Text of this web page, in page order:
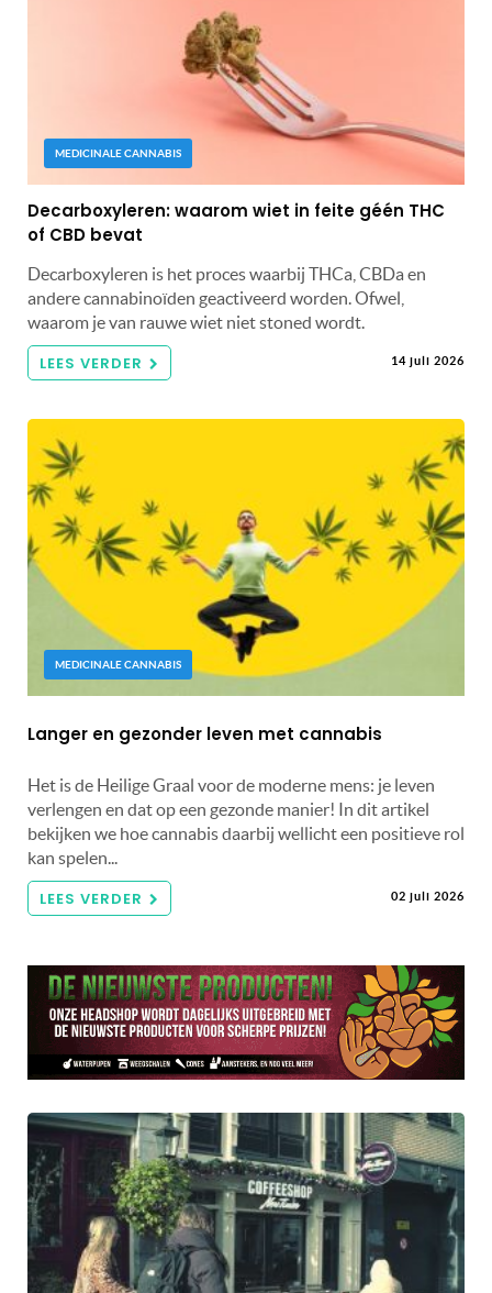
MEDICINALE CANNABIS
Decarboxyleren: waarom wiet in feite géén THC
of CBD bevat
Decarboxyleren is het proces waarbij THCa, CBDa en
andere cannabinoïden geactiveerd worden. Ofwel,
waarom je van rauwe wiet niet stoned wordt.
LEES VERDER 14 juli 2026
MEDICINALE CANNABIS
Langer en gezonder leven met cannabis
Het is de Heilige Graal voor de moderne mens: je leven
verlengen en dat op een gezonde manier! In dit artikel
bekijken we hoe cannabis daarbij wellicht een positieve rol
kan spelen...
LEES VERDER 02 juli 2026